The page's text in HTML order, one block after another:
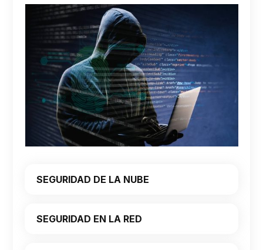
SEGURIDAD DE LA NUBE
SEGURIDAD EN LA RED